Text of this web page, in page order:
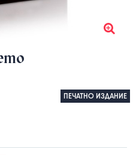
ПЕЧАТНО ИЗДАНИЕ